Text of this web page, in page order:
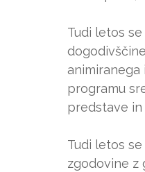
Tudi letos
programu
predstave in
Tudi letos
zgodovine z